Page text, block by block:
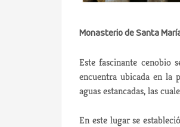
Monasterio de Santa
Este fascinante cenobio
encuentra ubicada en la
aguas estancadas, las
En este lugar se